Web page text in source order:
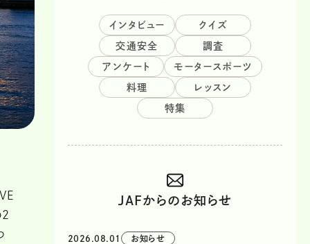
2
インタビュー クイズ
交通安全 調査
アンケート モータースポーツ
料理 レッスン
特集
JAFからのお知らせ
2026.08.01 お知らせ